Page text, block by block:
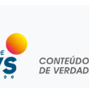
Brasileiro
empate com Atlético-
rebaixamento